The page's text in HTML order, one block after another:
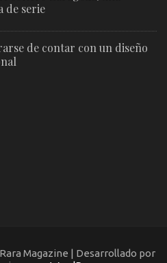
de serie
de contar con un diseño
Rara Magazine | Desarrollado por